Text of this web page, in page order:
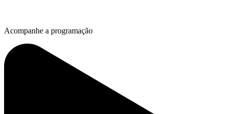
Acompanhe a programação